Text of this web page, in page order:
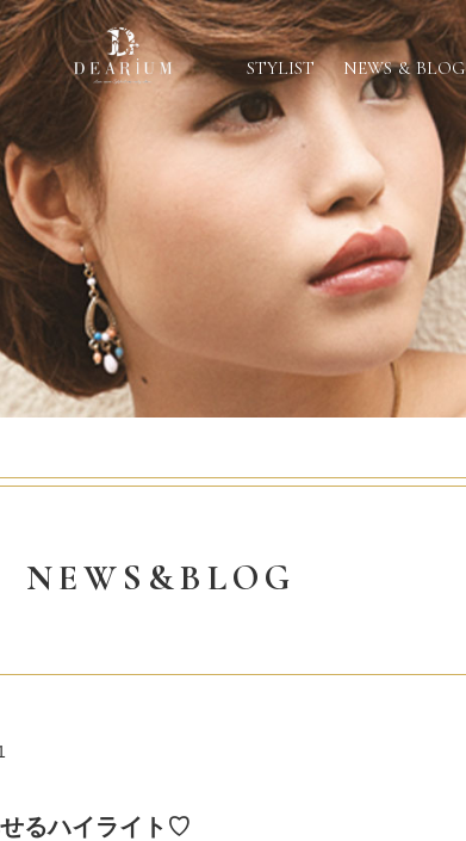
STYLIST NEWS & BLOG
NEWS&BLOG
るハイライト♡